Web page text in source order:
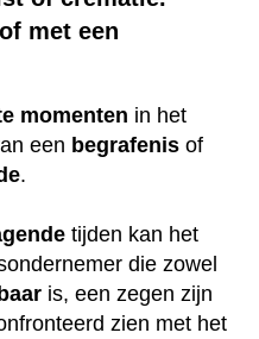
met een
momenten in het
een begrafenis of
.
tijden kan het
die zowel
is, een zegen zijn
zien met het